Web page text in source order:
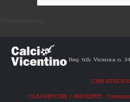
Reg. trib. Vicenza n.
CKN
CLASSIFICHE / RISULTATI